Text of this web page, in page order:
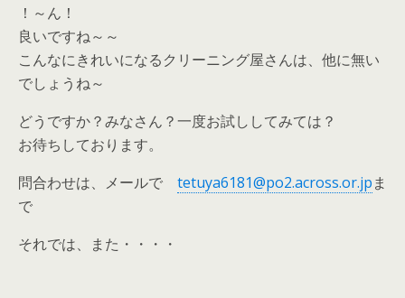
！～ん！
良いですね～～
こんなにきれいになるクリーニング屋さんは、他に無い
でしょうね～
どうですか？みなさん？一度お試ししてみては？
お待ちしております。
問合わせは、メールで tetuya6181@po2.across.or.jpま
で
それでは、また・・・・